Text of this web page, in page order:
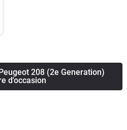
208 (2e Generation)
d'occasion